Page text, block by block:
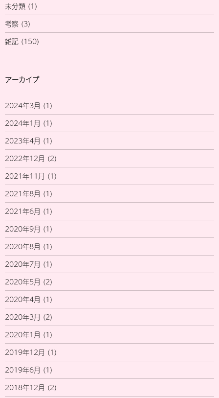
未分類 (1)
考察 (3)
雑記 (150)
アーカイブ
2024年3月 (1)
2024年1月 (1)
2023年4月 (1)
2022年12月 (2)
2021年11月 (1)
2021年8月 (1)
2021年6月 (1)
2020年9月 (1)
2020年8月 (1)
2020年7月 (1)
2020年5月 (2)
2020年4月 (1)
2020年3月 (2)
2020年1月 (1)
2019年12月 (1)
2019年6月 (1)
2018年12月 (2)